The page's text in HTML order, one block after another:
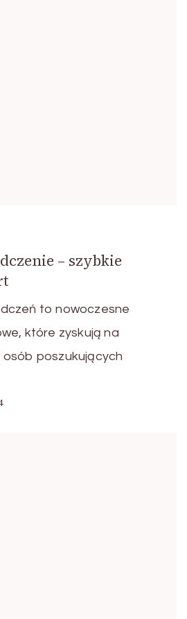
– szybkie
to nowoczesne
które zyskują na
poszukujących